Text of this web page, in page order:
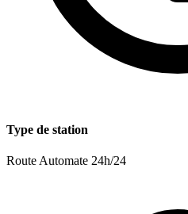
Type de station
Route Automate 24h/24